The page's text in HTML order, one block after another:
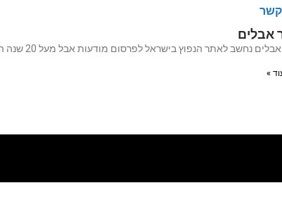
קשר
אבלים
נחשב לאתר הנפוץ בישראל לפרסום מודעות אבל מעל 20 שנה האתר עבר לאחרונה שדרוג מערכות על מנת שכל
»